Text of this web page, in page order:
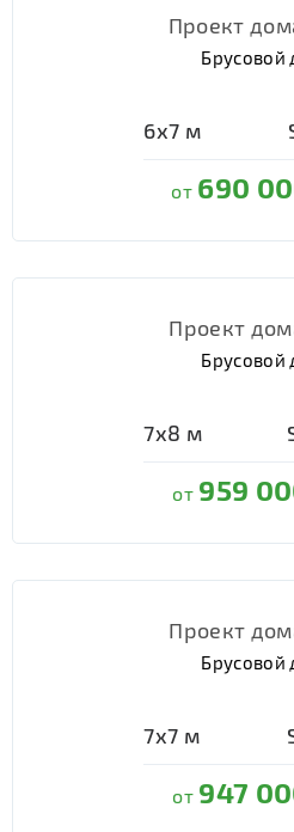
Проект
Брусовой
6х7 м
от 690
Проект
Брусовой
7х8 м
от 959
Проект
Брусовой
7х7 м
от 947